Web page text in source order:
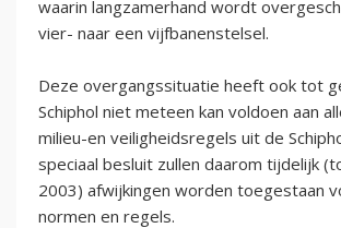
waarin langzamerhand wordt
vier- naar een vijfbanenstelsel.
Deze overgangssituatie heeft ook tot
Schiphol niet meteen kan voldoen aan
milieu-en veiligheidsregels uit de
speciaal besluit zullen daarom tijdelijk
2003) afwijkingen worden toegestaan
normen en regels.